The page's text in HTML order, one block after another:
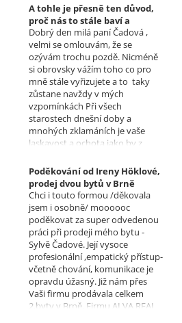
A tohle je přesně ten důvod,
proč nás to stále baví a
naplňuje, poděkování od pana
Míška.
Realizoval makléř: Sylva
Čadová
Dobrý den milá paní Čadová ,
velmi se omlouvám, že se
ozývám trochu pozdě. Nicméně
si obrovsky vážím toho co pro
mně stále vyřizujete a to taky
zůstane navždy v mých
vzpomínkách Při všech
starostech dnešní doby a
mnohých zklamáních je vaše
laskavost a ochota jako by z
informace a děkuji za vaše úsilí.
Zatím se mějte moc a moc hezky.
S pozdravem Pavel Míšek
Poděkování od Ireny Höklové,
prodej dvou bytů v Brně
Realizoval makléř: Sylva
Čadová
Chci i touto formou /děkovala
jsem i osobně/ moooooc
poděkovat za super odvedenou
práci při prodeji mého bytu -
Sylvě Čadové. Její vysoce
profesionální ,empatický přístup-
včetně chování, komunikace je
opravdu úžasný. Již nám přes
Vaši firmu prodávala celkem
2.byty v Brně. Firmu ALVA REAL